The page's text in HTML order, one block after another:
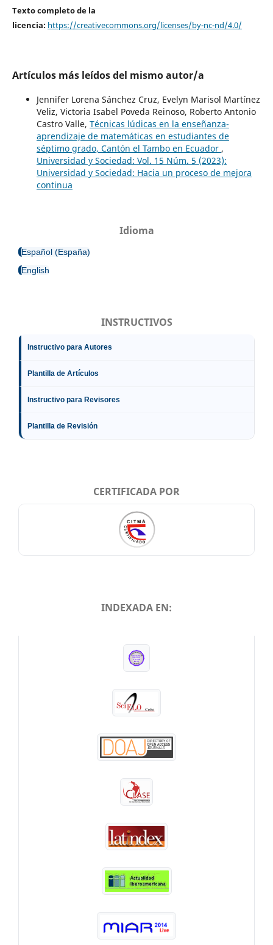
Texto completo de la
licencia: https://creativecommons.org/licenses/by-nc-nd/4.0/
Artículos más leídos del mismo autor/a
Jennifer Lorena Sánchez Cruz, Evelyn Marisol Martínez
Veliz, Victoria Isabel Poveda Reinoso, Roberto Antonio
Castro Valle, Técnicas lúdicas en la enseñanza-
aprendizaje de matemáticas en estudiantes de
séptimo grado, Cantón el Tambo en Ecuador ,
Universidad y Sociedad: Vol. 15 Núm. 5 (2023):
Universidad y Sociedad: Hacia un proceso de mejora
continua
Idioma
Español (España)
English
INSTRUCTIVOS
Instructivo para Autores
Plantilla de Artículos
Instructivo para Revisores
Plantilla de Revisión
CERTIFICADA POR
INDEXADA EN: